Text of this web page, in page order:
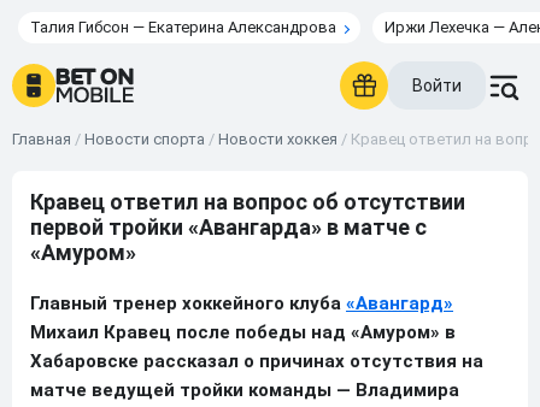
Талия Гибсон — Екатерина Александрова Иржи Лехечка —
Войти
Главная / Новости спорта / Новости хоккея / Кравец ответил на
Кравец ответил на вопрос об отсутствии
первой тройки «Авангарда» в матче с
«Амуром»
Главный тренер хоккейного клуба «Авангард»
Михаил Кравец после победы над «Амуром» в
Хабаровске рассказал о причинах отсутствия на
матче ведущей тройки команды — Владимира